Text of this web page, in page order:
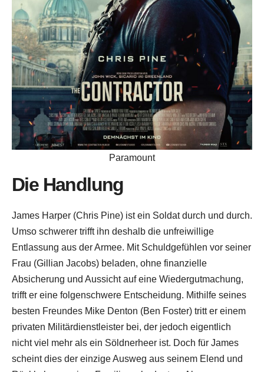
Paramount
Die Handlung
James Harper (Chris Pine) ist ein Soldat durch und durch.
Umso schwerer trifft ihn deshalb die unfreiwillige
Entlassung aus der Armee. Mit Schuldgefühlen vor seiner
Frau (Gillian Jacobs) beladen, ohne finanzielle
Absicherung und Aussicht auf eine Wiedergutmachung,
trifft er eine folgenschwere Entscheidung. Mithilfe seines
besten Freundes Mike Denton (Ben Foster) tritt er einem
privaten Militärdienstleister bei, der jedoch eigentlich
nicht viel mehr als ein Söldnerheer ist. Doch für James
scheint dies der einzige Ausweg aus seinem Elend und